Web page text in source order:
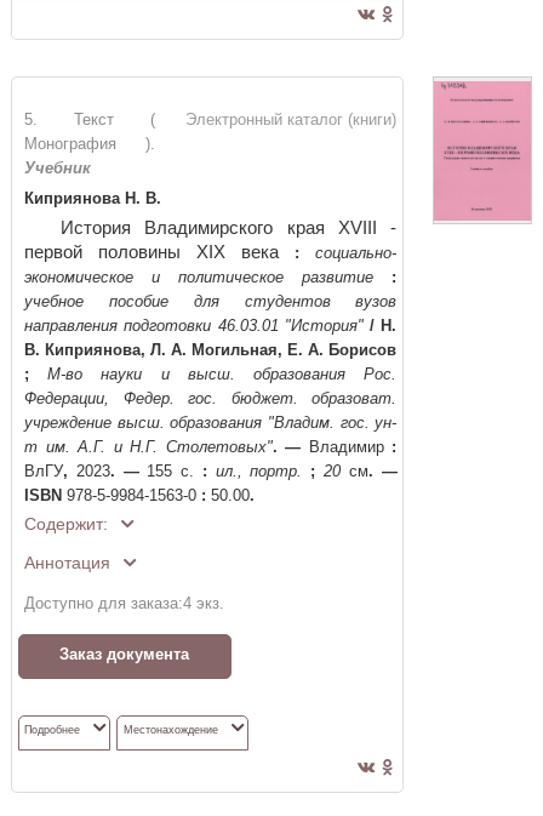
Электронный каталог (книги)
5. Текст (
Монография ).
Учебник
Киприянова Н. В.
История Владимирского края XVIII -
первой половины XIX века
:
социально-
экономическое и политическое развитие
:
учебное пособие для студентов вузов
направления подготовки 46.03.01 "История" / Н.
В. Киприянова, Л. А. Могильная, Е. А. Борисов
;
М-во науки и высш. образования Рос.
Федерации, Федер. гос. бюджет. образоват.
учреждение высш. образования "Владим. гос. ун-
т им. А.Г. и Н.Г. Столетовых". — Владимир :
ВлГУ, 2023. —155 с. : ил., портр. ; 20см. —
ISBN 978-5-9984-1563-0 : 50.00.
Содержит:
Аннотация
Доступно для заказа:4 экз.
Заказ документа
Подробнее Местонахождение